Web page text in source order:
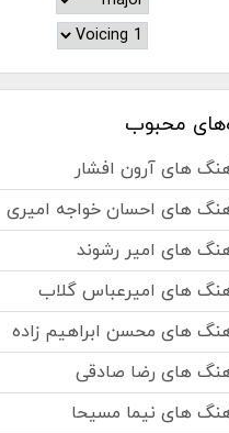
محبوب
های آرون افشار
های احسان خواجه امیری
های امیر رشوند
های امیرعباس گلاب
های محسن ابراهیم زاده
های رضا صادقی
های نیما مسیحا